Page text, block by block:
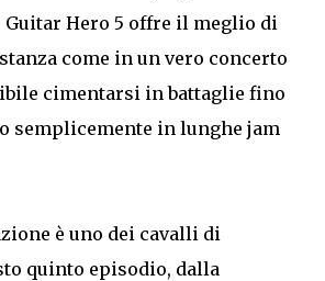
Hero 5 offre il meglio di
come in un vero concerto
cimentarsi in battaglie fino
semplicemente in lunghe jam
è uno dei cavalli di
quinto episodio, dalla